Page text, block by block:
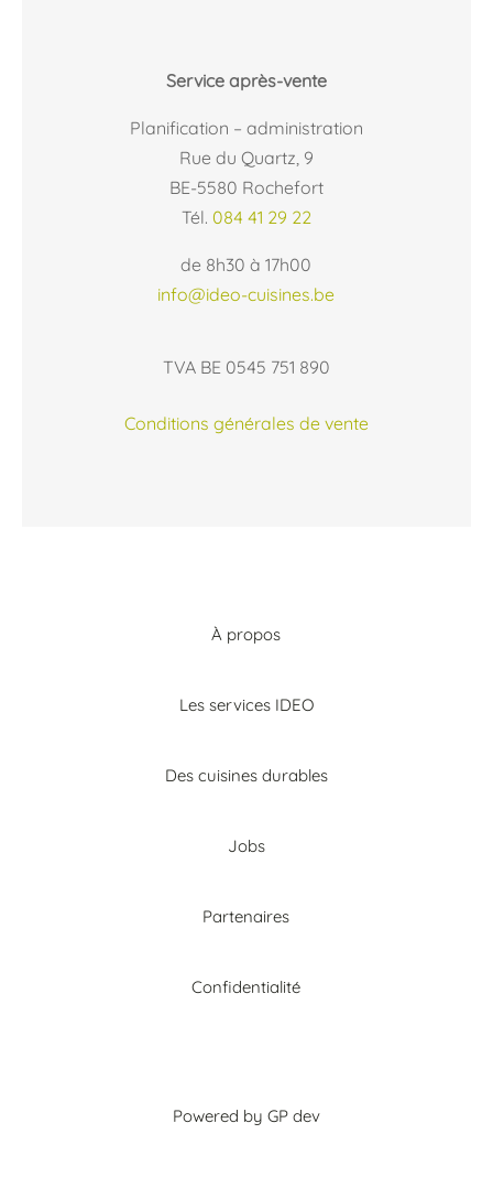
Service après-vente
Planification – administration
Rue du Quartz, 9
BE-5580 Rochefort
Tél. 084 41 29 22
de 8h30 à 17h00
info@ideo-cuisines.be
TVA BE 0545 751 890
Conditions générales de vente
À propos
Les services IDEO
Des cuisines durables
Jobs
Partenaires
Confidentialité
Powered by GP dev